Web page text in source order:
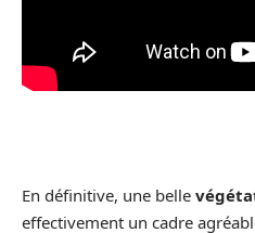
En définitive, une belle
effectivement un cadre